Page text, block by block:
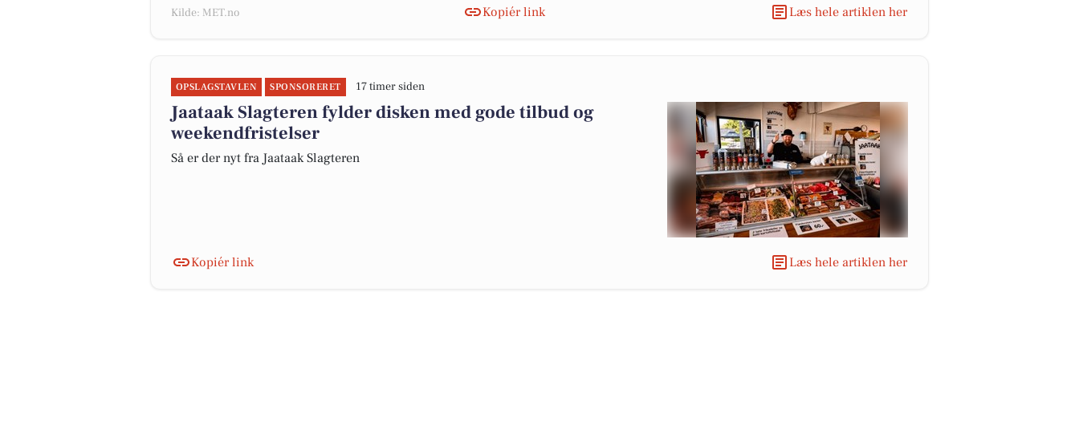
Kilde: MET.no Kopiér link Læs hele artiklen her
OPSLAGSTAVLEN SPONSORERET 17 timer siden
Jaataak Slagteren fylder disken med gode tilbud og
weekendfristelser
Så er der nyt fra Jaataak Slagteren
Kopiér link Læs hele artiklen her